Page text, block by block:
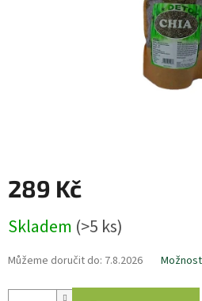
289 Kč
cena:
Skladem (>5 ks)
Můžeme doručit do: 7.8.2026